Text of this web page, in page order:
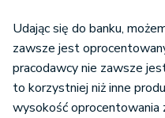
Udając się do banku,
zawsze jest
pracodawcy nie zawsze
to korzystniej niż inne
wysokość oprocentowania